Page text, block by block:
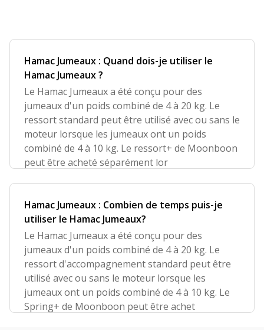
Hamac Jumeaux : Quand dois-je utiliser le
Hamac Jumeaux ?
Le Hamac Jumeaux a été conçu pour des
jumeaux d'un poids combiné de 4 à 20 kg. Le
ressort standard peut être utilisé avec ou sans le
moteur lorsque les jumeaux ont un poids
combiné de 4 à 10 kg. Le ressort+ de Moonboon
peut être acheté séparément lor
Hamac Jumeaux : Combien de temps puis-je
utiliser le Hamac Jumeaux?
Le Hamac Jumeaux a été conçu pour des
jumeaux d'un poids combiné de 4 à 20 kg. Le
ressort d'accompagnement standard peut être
utilisé avec ou sans le moteur lorsque les
jumeaux ont un poids combiné de 4 à 10 kg. Le
Spring+ de Moonboon peut être achet